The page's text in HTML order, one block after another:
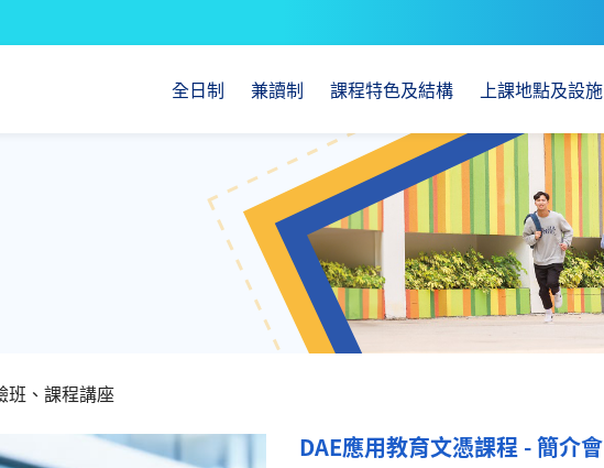
全日制 兼讀制 課程特色及結構 上課地點及設施
班、課程講座
DAE應用教育文憑課程 - 簡介會